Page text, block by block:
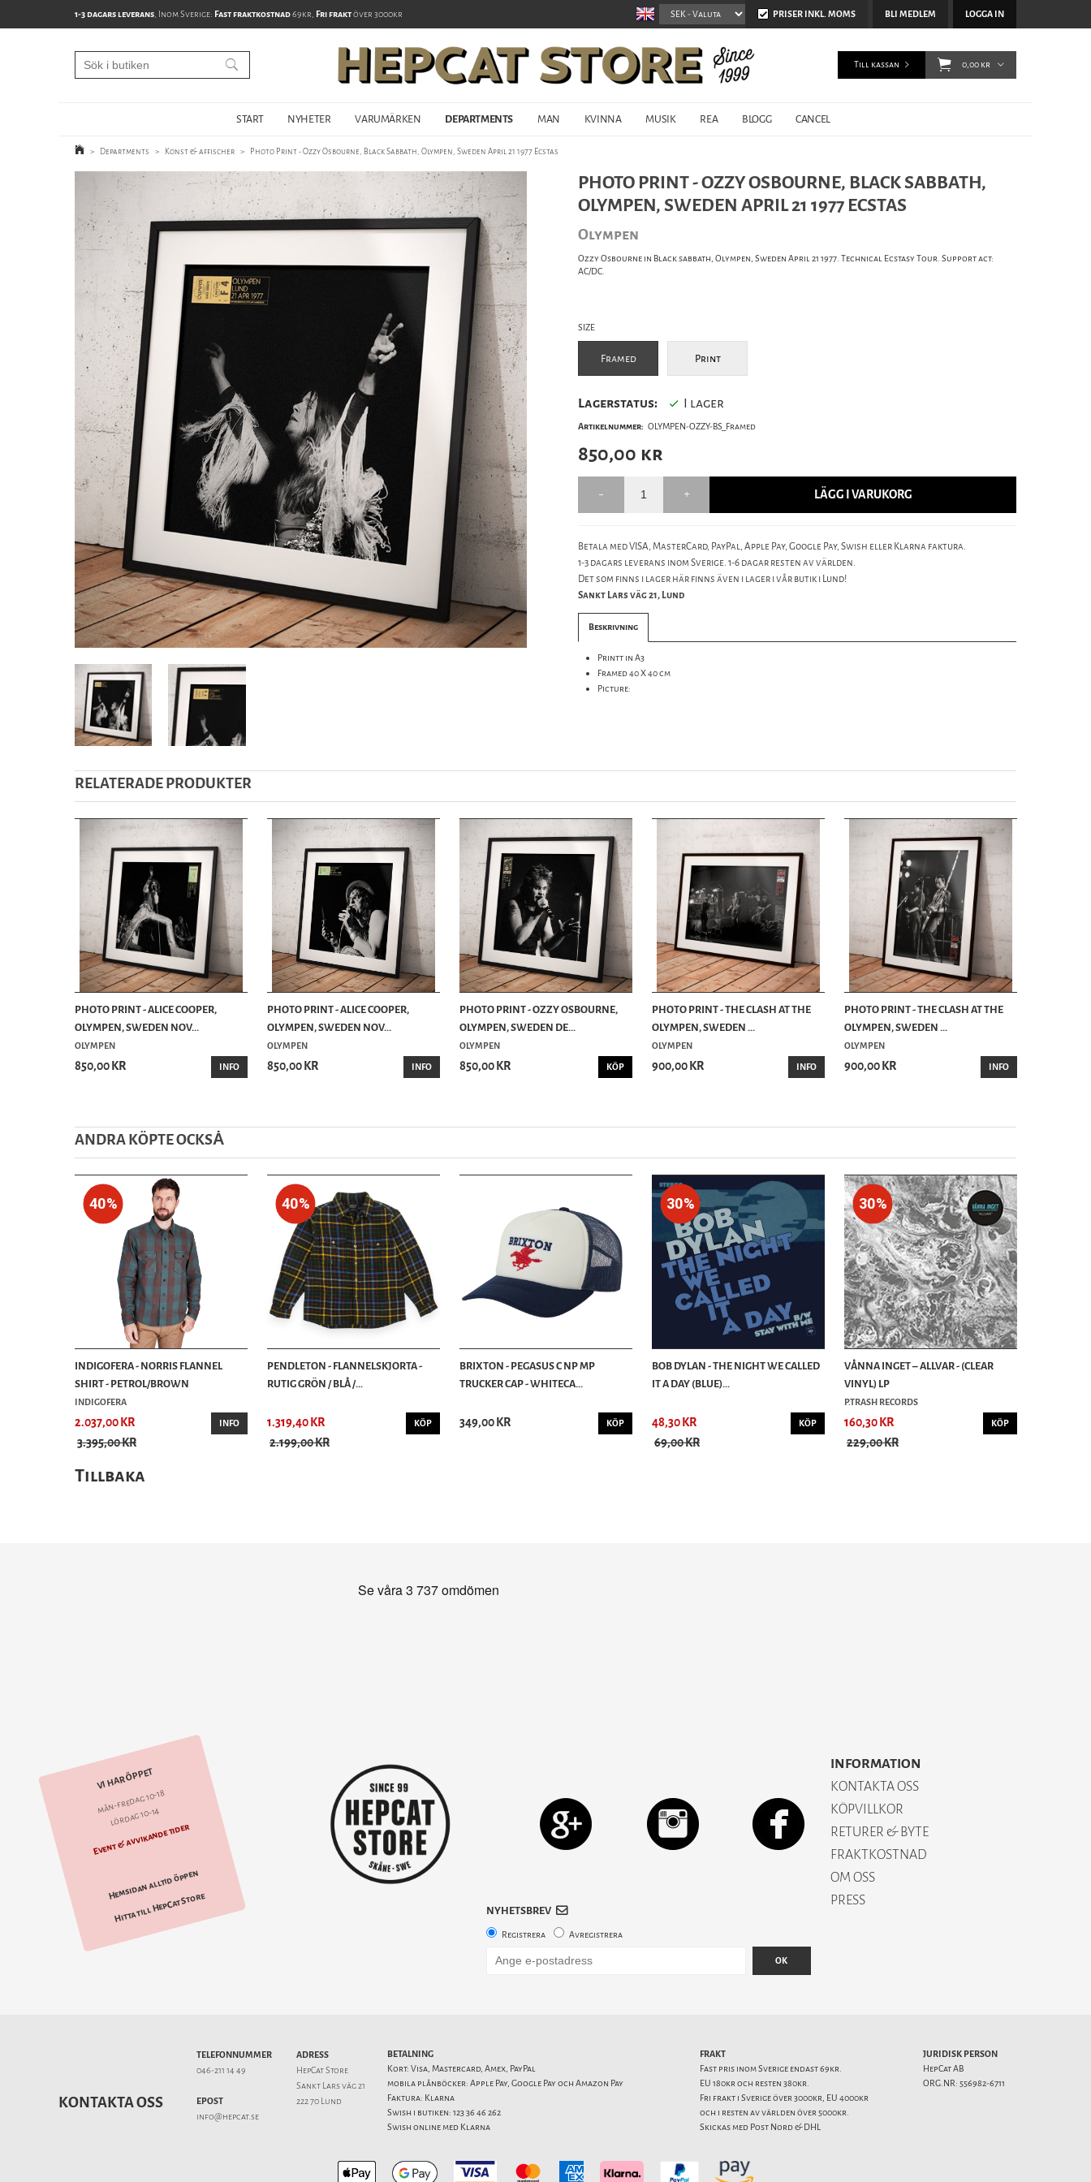
1-3 dagars leverans, Inom Sverige: Fast fraktkostnad69kr, Fri fraktöver 3000kr BLI MEDLEM LOGGA IN
PRISER INKL. MOMS
START NYHETER VARUMÄRKEN DEPARTMENTS MAN KVINNA MUSIK REA BLOGG CANCEL
Till kassan 0,00 kr
> Departments > Konst & affischer > Photo Print - Ozzy Osbourne, Black Sabbath, Olympen, Sweden April 21 1977 Ecstas
PHOTO PRINT - OZZY OSBOURNE, BLACK SABBATH,
OLYMPEN, SWEDEN APRIL 21 1977 ECSTAS
Olympen
Ozzy Osbourne in Black sabbath, Olympen, Sweden April 21 1977. Technical Ecstasy Tour. Support act:
AC/DC.
SIZE
Framed Print
Lagerstatus: I lager
Artikelnummer: OLYMPEN-OZZY-BS_Framed
850,00 kr
LÄGG I VARUKORG
Betala med VISA, MasterCard, PayPal, Apple Pay, Google Pay, Swish eller Klarna faktura.
1-3 dagars leverans inom Sverige. 1-6 dagar resten av världen.
Det som finns i lager här finns även i lager i vår butik i Lund!
Sankt Lars väg 21, Lund
Beskrivning
Printt in A3
Framed 40 X 40 cm
Picture:
RELATERADE PRODUKTER
PHOTO PRINT - ALICE COOPER,
OLYMPEN, SWEDEN NOV...
OLYMPEN
850,00 KR INFO
PHOTO PRINT - ALICE COOPER,
OLYMPEN, SWEDEN NOV...
OLYMPEN
850,00 KR INFO
PHOTO PRINT - OZZY OSBOURNE,
OLYMPEN, SWEDEN DE...
OLYMPEN
850,00 KR KÖP
PHOTO PRINT - THE CLASH AT THE
OLYMPEN, SWEDEN ...
OLYMPEN
900,00 KR INFO
PHOTO PRINT - THE CLASH AT THE
OLYMPEN, SWEDEN ...
OLYMPEN
900,00 KR INFO
ANDRA KÖPTE OCKSȦ
40%
INDIGOFERA - NORRIS FLANNEL
SHIRT - PETROL/BROWN
INDIGOFERA
2.037,00 KR
3.395,00 KR
INFO
40%
PENDLETON - FLANNELSKJORTA -
RUTIG GRÖN / BLÅ /...
1.319,40 KR
2.199,00 KR
KÖP
BRIXTON - PEGASUS C NP MP
TRUCKER CAP - WHITECA...
349,00 KR KÖP
30%
BOB DYLAN - THE NIGHT WE CALLED
IT A DAY (BLUE)...
48,30 KR
69,00 KR
KÖP
30%
VÅNNA INGET – ALLVAR - (CLEAR
VINYL) LP
P.TRASH RECORDS
160,30 KR
229,00 KR
KÖP
Tillbaka
VI HAR ÖPPET
mån-fredag 10-18
lördag 10-14
Event & avvikande tider
Hemsidan alltid öppen
Hitta till HepCat Store
INFORMATION
KONTAKTA OSS
KÖPVILLKOR
RETURER & BYTE
FRAKTKOSTNAD
OM OSS
PRESS
NYHETSBREV
Registrera Avregistrera
OK
KONTAKTA OSS
TELEFONNUMMER
046-211 14 49
EPOST
info@hepcat.se
ADRESS
HepCat Store
Sankt Lars väg 21
222 70 Lund
BETALNING
Kort: Visa, Mastercard, Amex, PayPal
mobila plånböcker: Apple Pay, Google Pay och Amazon Pay
Faktura: Klarna
Swish i butiken: 123 36 46 262
Swish online med Klarna
FRAKT
Fast pris inom Sverige endast 69kr.
EU 180kr och resten 380kr.
Fri frakt i Sverige över 3000kr, EU 4000kr
och i resten av världen över 5000kr.
Skickas med Post Nord & DHL
JURIDISK PERSON
HepCat AB
ORG.NR: 556982-6711